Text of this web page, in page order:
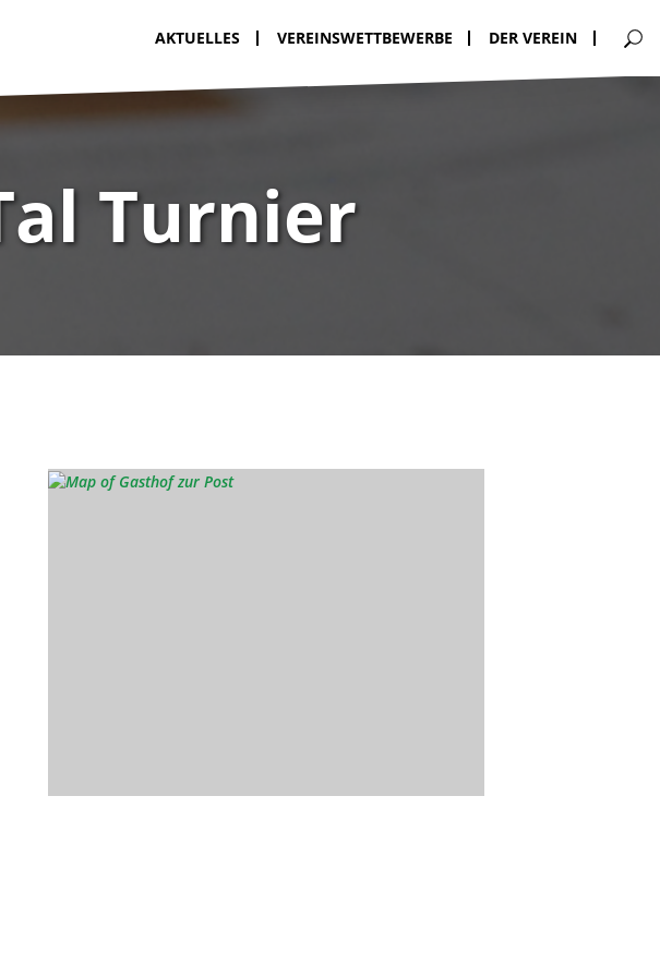
Turnier
AKTUELLES VEREINSWETTBEWERBE DER VEREIN